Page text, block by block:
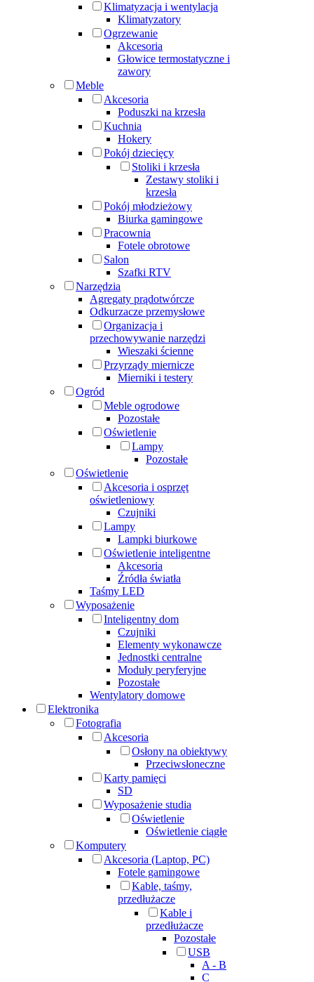
Klimatyzacja i wentylacja
Klimatyzatory
Ogrzewanie
Akcesoria
Głowice termostatyczne i
zawory
Meble
Akcesoria
Poduszki na krzesła
Kuchnia
Hokery
Pokój dziecięcy
Stoliki i krzesła
Zestawy stoliki i
krzesła
Pokój młodzieżowy
Biurka gamingowe
Pracownia
Fotele obrotowe
Salon
Szafki RTV
Narzędzia
Agregaty prądotwórcze
Odkurzacze przemysłowe
Organizacja i
przechowywanie narzędzi
Wieszaki ścienne
Przyrządy miernicze
Mierniki i testery
Ogród
Meble ogrodowe
Pozostałe
Oświetlenie
Lampy
Pozostałe
Oświetlenie
Akcesoria i osprzęt
oświetleniowy
Czujniki
Lampy
Lampki biurkowe
Oświetlenie inteligentne
Akcesoria
Źródła światła
Taśmy LED
Wyposażenie
Inteligentny dom
Czujniki
Elementy wykonawcze
Jednostki centralne
Moduły peryferyjne
Pozostałe
Wentylatory domowe
Elektronika
Fotografia
Akcesoria
Osłony na obiektywy
Przeciwsłoneczne
Karty pamięci
SD
Wyposażenie studia
Oświetlenie
Oświetlenie ciągłe
Komputery
Akcesoria (Laptop, PC)
Fotele gamingowe
Kable, taśmy,
przedłużacze
Kable i
przedłużacze
Pozostałe
USB
A - B
C